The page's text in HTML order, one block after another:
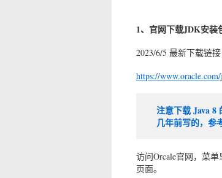
1、官网下载JDK安装
2023/6/5 最新下载链接
https://
注意下载 Java 8
几年前写的，参
访问Orcale官网，菜单
页面。